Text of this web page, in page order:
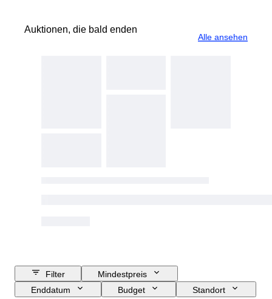
Auktionen, die bald enden
Alle ansehen
Filter
Mindestpreis
Enddatum
Budget
Standort